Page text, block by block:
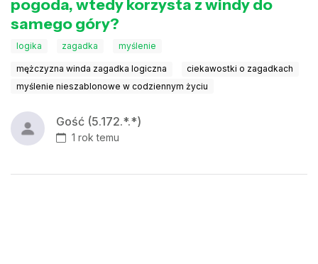
pogoda, wtedy korzysta z windy do
samego góry?
logika zagadka myślenie
mężczyzna winda zagadka logiczna
ciekawostki o zagadkach
myślenie nieszablonowe w codziennym życiu
Gość (5.172.*.*)
1 rok temu